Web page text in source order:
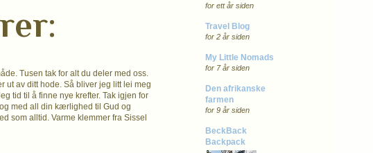
Tusen tak for alt du deler med oss.
ut av ditt hode. Så bliver jeg litt lei meg
tid til å finne nye krefter. Tak igjen for
med all din kærlighed til Gud og
som alltid. Varme klemmer fra Sissel
for ett år siden
Travel Blog
for 2 år siden
My Little Nomads
for 7 år siden
Den afrikanske
farmen
for 9 år siden
BeckBack
Backpack